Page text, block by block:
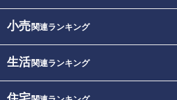
小売関連ランキング
生活関連ランキング